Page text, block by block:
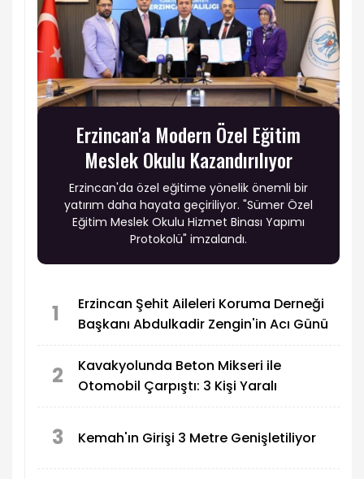
Erzincan'a Modern Özel Eğitim
Meslek Okulu Kazandırılıyor
Erzincan'da özel eğitime yönelik önemli bir
yatırım daha hayata geçiriliyor. "Sümer Özel
Eğitim Meslek Okulu Hizmet Binası Yapımı
Protokolü" imzalandı.
1
Erzincan Şehit Aileleri Koruma Derneği
Başkanı Abdulkadir Zengin'in Acı Günü
2
Kavakyolunda Beton Mikseri ile
Otomobil Çarpıştı: 3 Kişi Yaralı
3 Kemah'ın Girişi 3 Metre Genişletiliyor